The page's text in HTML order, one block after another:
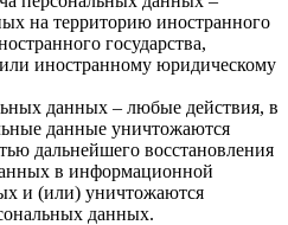
на территорию иностранного
государства,
иностранному юридическому
данных – любые действия, в
данные уничтожаются
дальнейшего восстановления
в информационной
и (или) уничтожаются
данных.